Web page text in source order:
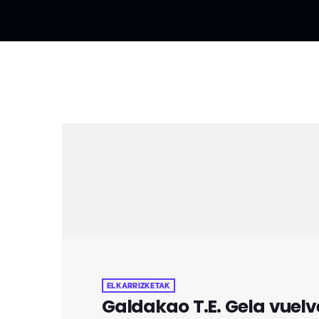
ELKARRIZKETAK
Galdakao T.E. Gela